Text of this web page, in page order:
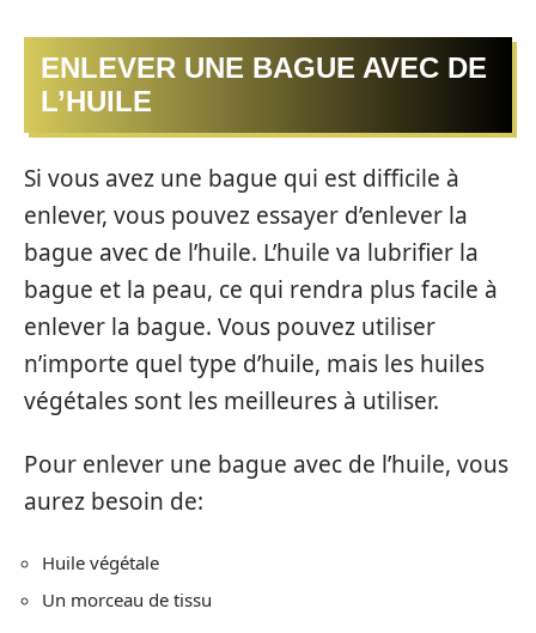
ENLEVER UNE BAGUE AVEC DE
L’HUILE
Si vous avez une bague qui est difficile à
enlever, vous pouvez essayer d’enlever la
bague avec de l’huile. L’huile va lubrifier la
bague et la peau, ce qui rendra plus facile à
enlever la bague. Vous pouvez utiliser
n’importe quel type d’huile, mais les huiles
végétales sont les meilleures à utiliser.
Pour enlever une bague avec de l’huile, vous
aurez besoin de:
Huile végétale
Un morceau de tissu